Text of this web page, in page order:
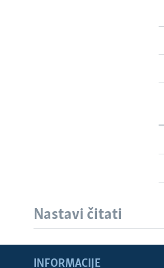
Nastavi čitati
INFORMACIJE